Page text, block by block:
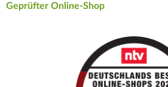
Geprüfter Online-Shop